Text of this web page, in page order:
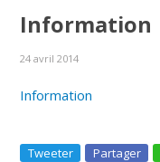
Information
24 avril 2014
Information
Tweeter Partager